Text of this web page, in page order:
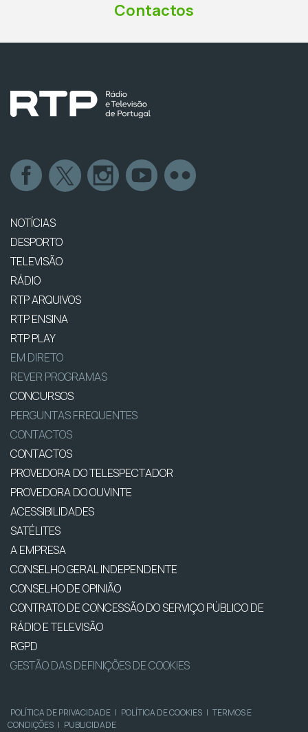
Contactos
NOTÍCIAS
DESPORTO
TELEVISÃO
RÁDIO
RTP ARQUIVOS
RTP ENSINA
RTP PLAY
EM DIRETO
REVER PROGRAMAS
CONCURSOS
PERGUNTAS FREQUENTES
CONTACTOS
CONTACTOS
PROVEDORA DO TELESPECTADOR
PROVEDORA DO OUVINTE
ACESSIBILIDADES
SATÉLITES
A EMPRESA
CONSELHO GERAL INDEPENDENTE
CONSELHO DE OPINIÃO
CONTRATO DE CONCESSÃO DO SERVIÇO PÚBLICO DE
RÁDIO E TELEVISÃO
RGPD
GESTÃO DAS DEFINIÇÕES DE COOKIES
POLÍTICA DE PRIVACIDADE | POLÍTICA DE COOKIES | TERMOS E
CONDIÇÕES | PUBLICIDADE